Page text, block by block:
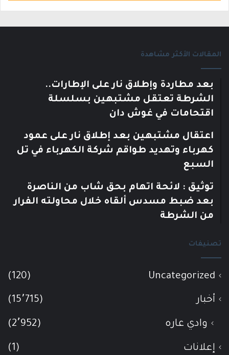
المقالات الأكثر مشاهدة
بعد مطاردة وإطلاق نار على الإطارات..
الشرطة تعتقل مشتبهين بسلسلة
اقتحامات في غوش دان
اعتقال مشتبهين بعد إطلاق نار على عمود
كهرباء وتهديد طواقم شركة الكهرباء في تل
السبع
توثيق : لائحة اتهام بحق شاب من الناصرة
بعد ضبط مسدس ألقاه خلال محاولته الفرار
من الشرطة
تصنيفات
Uncategorized
(120)
أخبار (15٬715)
وادي عاره (2٬952)
إعلانات (1)